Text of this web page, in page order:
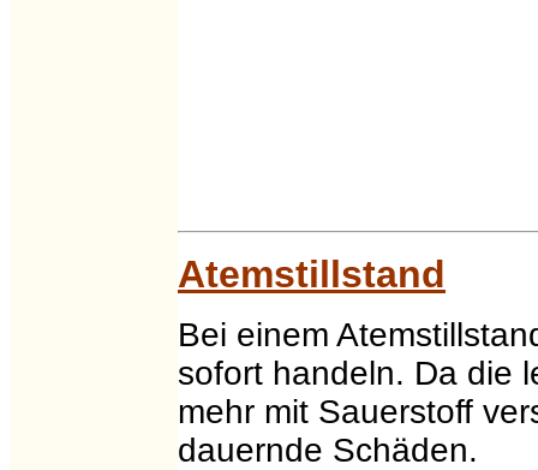
Atemstillstand
Bei einem
sofort handeln. Da die
mehr mit Sauerstoff
dauernde Schäden.